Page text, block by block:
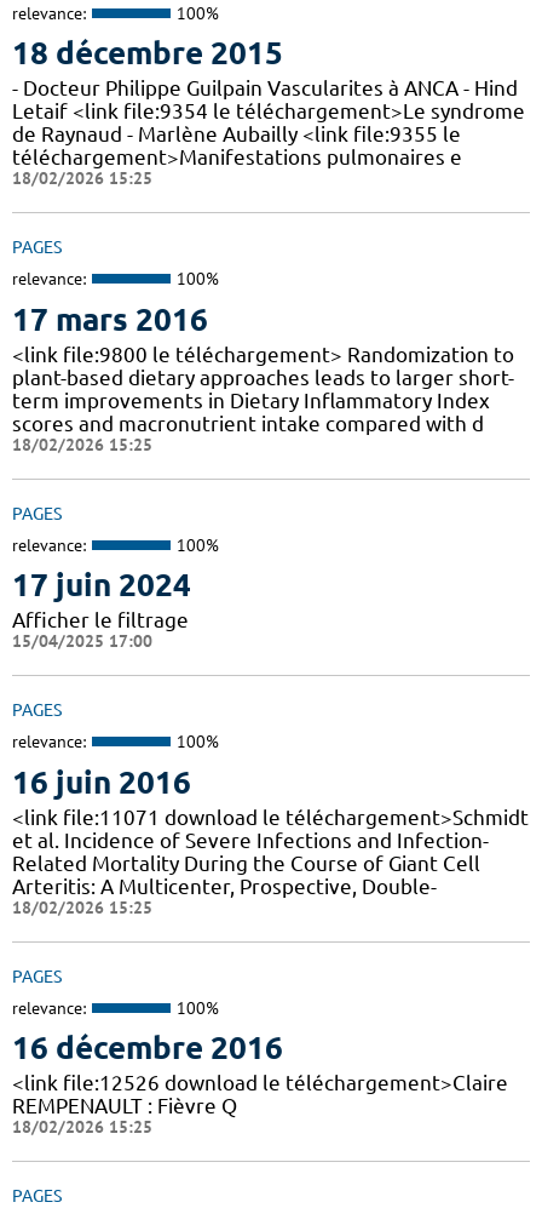
relevance: 100%
18 décembre 2015
- Docteur Philippe Guilpain Vascularites à ANCA - Hind
Letaif <link file:9354 le téléchargement>Le syndrome
de Raynaud - Marlène Aubailly <link file:9355 le
téléchargement>Manifestations pulmonaires e
18/02/2026 15:25
PAGES
relevance: 100%
17 mars 2016
<link file:9800 le téléchargement> Randomization to
plant-based dietary approaches leads to larger short-
term improvements in Dietary Inflammatory Index
scores and macronutrient intake compared with d
18/02/2026 15:25
PAGES
relevance: 100%
17 juin 2024
Afficher le filtrage
15/04/2025 17:00
PAGES
relevance: 100%
16 juin 2016
<link file:11071 download le téléchargement>Schmidt
et al. Incidence of Severe Infections and Infection-
Related Mortality During the Course of Giant Cell
Arteritis: A Multicenter, Prospective, Double-
18/02/2026 15:25
PAGES
relevance: 100%
16 décembre 2016
<link file:12526 download le téléchargement>Claire
REMPENAULT : Fièvre Q
18/02/2026 15:25
PAGES